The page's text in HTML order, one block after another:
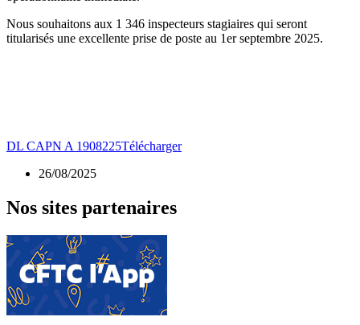
Nous souhaitons aux 1 346 inspecteurs stagiaires qui seront
titularisés une excellente prise de poste au 1er septembre 2025.
DL CAPN A 1908225Télécharger
26/08/2025
Nos sites partenaires